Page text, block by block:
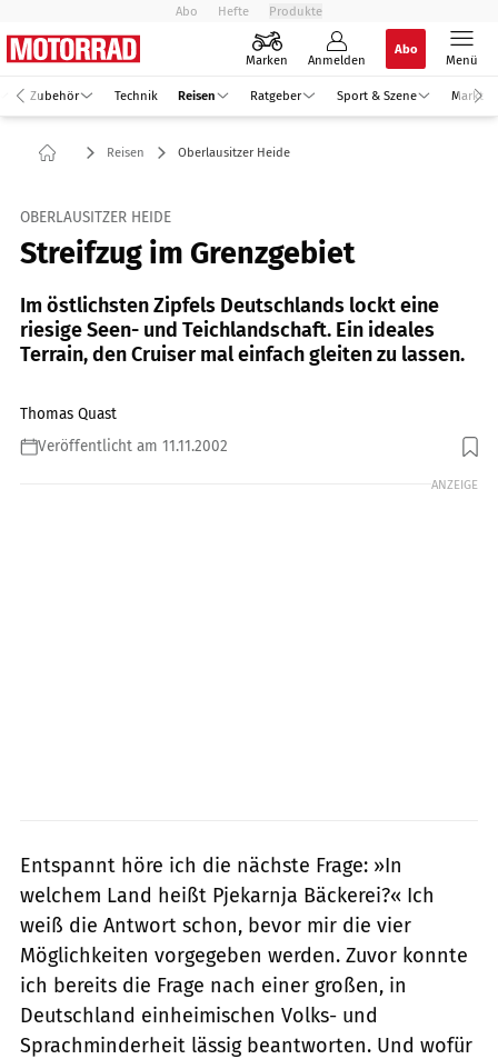
Abo Hefte Produkte
Marken Anmelden
Abo
Menü
Zubehör Technik Reisen Ratgeber Sport & Szene Markt
Reisen Oberlausitzer Heide
OBERLAUSITZER HEIDE
Streifzug im Grenzgebiet
Im östlichsten Zipfels Deutschlands lockt eine
riesige Seen- und Teichlandschaft. Ein ideales
Terrain, den Cruiser mal einfach gleiten zu lassen.
Thomas Quast
Veröffentlicht am 11.11.2002
ANZEIGE
Entspannt höre ich die nächste Frage: »In
welchem Land heißt Pjekarnja Bäckerei?« Ich
weiß die Antwort schon, bevor mir die vier
Möglichkeiten vorgegeben werden. Zuvor konnte
ich bereits die Frage nach einer großen, in
Deutschland einheimischen Volks- und
Sprachminderheit lässig beantworten. Und wofür